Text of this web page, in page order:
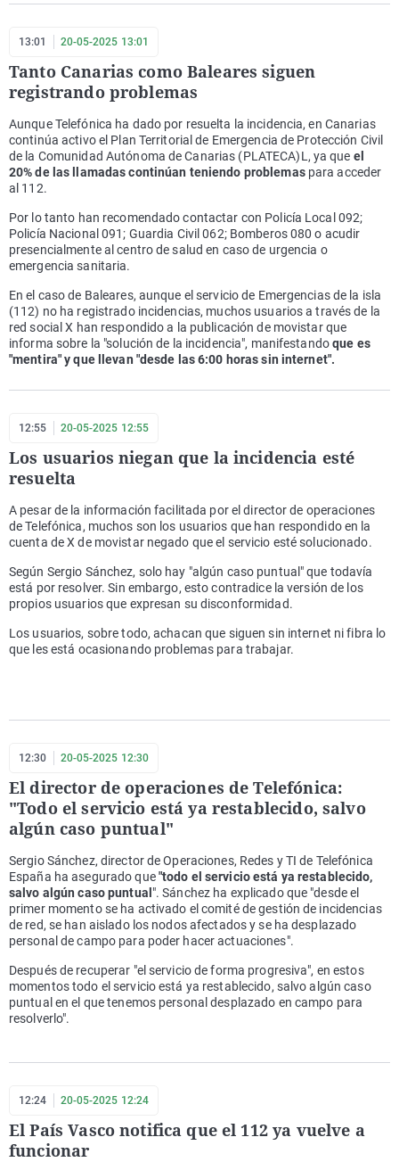
13:01 20-05-2025 13:01
Tanto Canarias como Baleares siguen
registrando problemas
Aunque Telefónica ha dado por resuelta la incidencia, en Canarias
continúa activo el Plan Territorial de Emergencia de Protección Civil
de la Comunidad Autónoma de Canarias (PLATECA)L, ya que el
20% de las llamadas continúan teniendo problemaspara acceder
al 112.
Por lo tanto han recomendado contactar con Policía Local 092;
Policía Nacional 091; Guardia Civil 062; Bomberos 080 o acudir
presencialmente al centro de salud en caso de urgencia o
emergencia sanitaria.
En el caso de Baleares, aunque el servicio de Emergencias de la isla
(112) no ha registrado incidencias, muchos usuarios a través de la
red social X han respondido a la publicación de movistar que
informa sobre la "solución de la incidencia", manifestandoque es
"mentira" y que llevan "desde las 6:00 horas sin internet".
12:55 20-05-2025 12:55
Los usuarios niegan que la incidencia esté
resuelta
A pesar de la información facilitada por el director de operaciones
de Telefónica, muchos son los usuarios que han respondido en la
cuenta de X de movistar negado que el servicio esté solucionado.
Según Sergio Sánchez, solo hay "algún caso puntual" que todavía
está por resolver. Sin embargo, esto contradice la versión de los
propios usuarios que expresan su disconformidad.
Los usuarios, sobre todo, achacan que siguen sin internet ni fibra lo
que les está ocasionando problemas para trabajar.
12:30 20-05-2025 12:30
El director de operaciones de Telefónica:
"Todo el servicio está ya restablecido, salvo
algún caso puntual"
Sergio Sánchez, director de Operaciones, Redes y TI de Telefónica
España ha asegurado que"todo el servicio está ya restablecido,
salvo algún caso puntual ". Sánchez ha explicado que "desde el
primer momento se ha activado el comité de gestión de incidencias
de red, se han aislado los nodos afectados y se ha desplazado
personal de campo para poder hacer actuaciones".
Después de recuperar "el servicio de forma progresiva", en estos
momentos todo el servicio está ya restablecido, salvo algún caso
puntual en el que tenemos personal desplazado en campo para
resolverlo".
12:24 20-05-2025 12:24
El País Vasco notifica que el 112 ya vuelve a
funcionar